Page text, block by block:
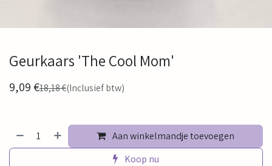
Geurkaars 'The Cool Mom'
9,09€18,18€(Inclusief btw)
Aan winkelmandje toevoegen
Koop nu